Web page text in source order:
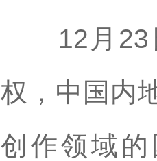
12月23日
权，中国内
创作领域